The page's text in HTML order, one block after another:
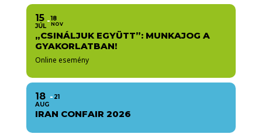
15
JÚL
18
NOV
„CSINÁLJUK EGYÜTT”: MUNKAJOG A
GYAKORLATBAN!
Online esemény
18
AUG
21
IRAN CONFAIR 2026